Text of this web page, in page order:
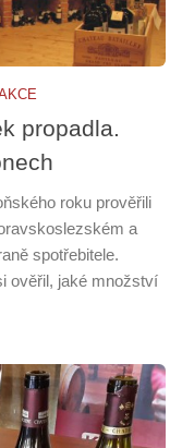
propadla.
roku prověřili
a
spotřebitele.
ověřil, jaké množství